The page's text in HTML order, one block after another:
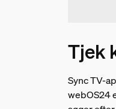
Tjek
Sync TV-
webOS24